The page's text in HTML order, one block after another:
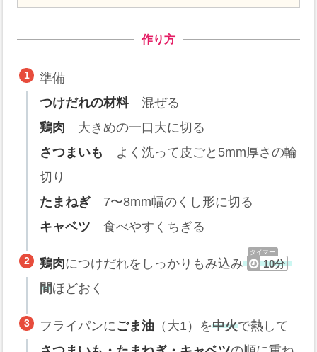
作り方
準備
つけだれの材料混ぜる
鶏肉 大きめの一口大に切る
さつまいも
よく洗って皮ごと5mm厚さの輪
切り
たまねぎ 7〜8mm幅のくし形に切る
キャベツ 食べやすくちぎる
鶏肉につけだれをしっかりもみ込み 10分
間ほどおく
フライパンに ごま油 （大1）を中火で熱して